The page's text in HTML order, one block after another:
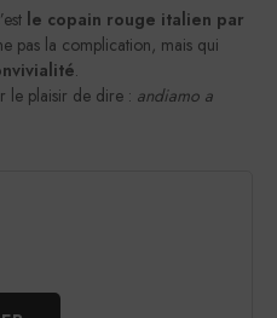
le copain rouge italien par
pas la complication, mais qui
.
le plaisir de dire : andiamo a